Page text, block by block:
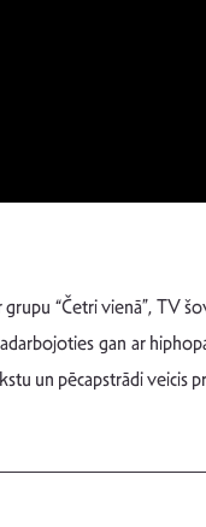
“Četri vienā”, TV
gan ar
un pēcapstrādi veicis